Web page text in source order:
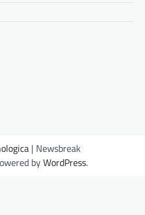
| Newsbreak
byWordPress.